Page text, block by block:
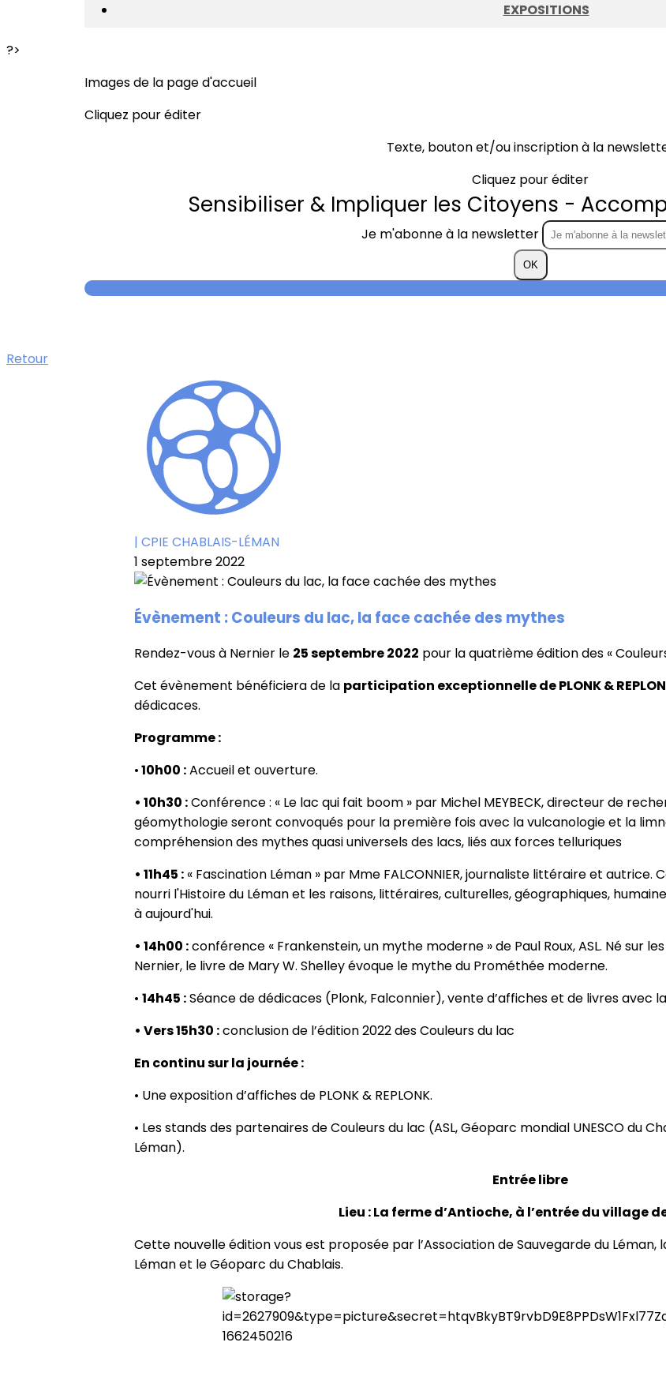
EXPOSITIONS
?>
Images de la page d'accueil
Cliquez pour éditer
Texte, bouton et/ou inscription à la
Cliquez pour éditer
Sensibiliser & Impliquer les Citoyens -
Je m'abonne à la newsletter
OK
Retour
| CPIE CHABLAIS-LÉMAN
1 septembre 2022
Évènement : Couleurs du lac, la face cachée des mythes
Rendez-vous à Nernier le 25 septembre 2022 pour la quatrième édition des «
Cet évènement bénéficiera de la participation exceptionnelle de PLONK &
dédicaces.
Programme :
•10h00 :Accueil et ouverture.
• 10h30 :Conférence : « Le lac qui fait boom » par Michel MEYBECK, directeur de
géomythologie seront convoqués pour la première fois avec la vulcanologie et la
compréhension des mythes quasi universels des lacs, liés aux forces telluriques
• 11h45 : « Fascination Léman » par Mme FALCONNIER, journaliste littéraire et
nourri l'Histoire du Léman et les raisons, littéraires, culturelles, géographiques,
à aujourd'hui.
• 14h00 :conférence « Frankenstein, un mythe moderne » de Paul Roux, ASL. Né sur
Nernier, le livre de Mary W. Shelley évoque le mythe du Prométhée moderne.
• 14h45 :Séance de dédicaces (Plonk, Falconnier), vente d’affiches et de livres avec
• Vers 15h30 :conclusion de l’édition 2022 des Couleurs du lac
En continu sur la journée :
• Une exposition d’affiches de PLONK & REPLONK.
• Les stands des partenaires de Couleurs du lac (ASL, Géoparc mondial UNESCO du
Léman).
Entrée libre
Lieu : La ferme d’Antioche, à l’entrée du village
Cette nouvelle édition vous est proposée par l’Association de Sauvegarde du Léman,
Léman et le Géoparc du Chablais.